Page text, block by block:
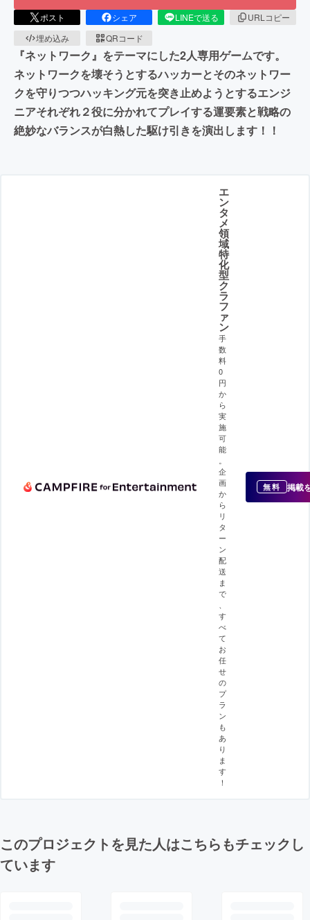
ポスト シェア LINEで送る
URLコピー
埋め込み
QRコード
『ネットワーク』をテーマにした2人専用ゲームです。
ネットワークを壊そうとするハッカーとそのネットワー
クを守りつつハッキング元を突き止めようとするエンジ
ニアそれぞれ２役に分かれてプレイする運要素と戦略の
絶妙なバランスが白熱した駆け引きを演出します！！
エ
ン
タ
メ
領
域
特
化
型
ク
ラ
フ
ァ
ン
手
数
料
0
円
か
ら
実
施
可
能
企
画
か
ら
リ
タ
ー
ン
配
送
ま
で
す
べ
て
お
任
せ
の
プ
ラ
ン
も
あ
り
ま
す
！
無料 掲載
このプロジェクトを見た人はこちらもチェックし
ています